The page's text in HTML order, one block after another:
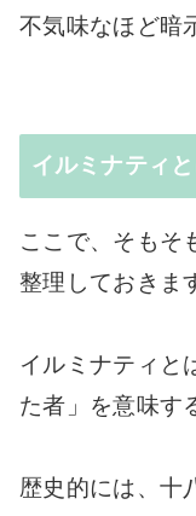
不気味なほど暗
イルミナティ
ここで、そもそ
整理しておきま
イルミナティと
た者」を意味す
歴史的には、十